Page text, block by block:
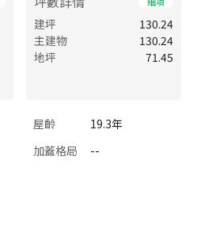
建坪
130.24
主建物
130.24
地坪
71.45
屋齡
19.3年
加蓋格局
--